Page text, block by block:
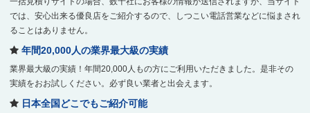
では、安心出来る優良店をご紹介するので、しつこい電話営業などに悩まされ
ることはありません。
年間20,000人の業界最大級の実績
業界最大級の実績！年間20,000人もの方にご利用いただきました。是非その
実績をおお試しください。必ず良い業者と出会えます。
日本全国どこでもご紹介可能